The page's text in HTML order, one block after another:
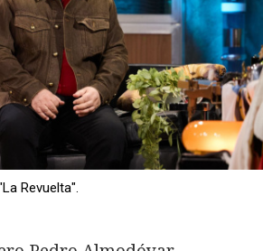
Revuelta".